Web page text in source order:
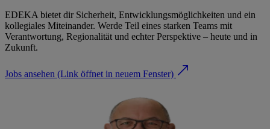
EDEKA bietet dir Sicherheit, Entwicklungsmöglichkeiten und ein
kollegiales Miteinander. Werde Teil eines starken Teams mit
Verantwortung, Regionalität und echter Perspektive – heute und in
Zukunft.
Jobs ansehen (Link öffnet in neuem Fenster)